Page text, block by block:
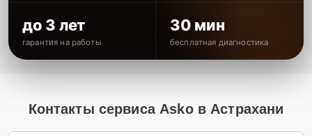
до 3 лет
гарантия на работы
30 мин
бесплатная диагностика
Контакты сервиса Asko в Астрахани